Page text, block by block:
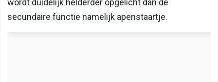
wordt duidelijk helderder opgelicht dan de
secundaire functie namelijk apenstaartje.